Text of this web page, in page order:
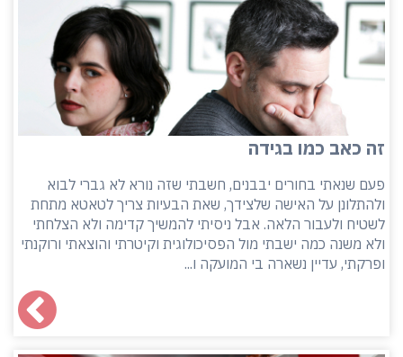
זה כאב כמו בגידה
פעם שנאתי בחורים יבבנים, חשבתי שזה נורא לא גברי לבוא
ולהתלונן על האישה שלצידך, שאת הבעיות צריך לטאטא מתחת
לשטיח ולעבור הלאה. אבל ניסיתי להמשיך קדימה ולא הצלחתי
ולא משנה כמה ישבתי מול הפסיכולוגית וקיטרתי והוצאתי ורוקנתי
ופרקתי, עדיין נשארה בי המועקה ו...